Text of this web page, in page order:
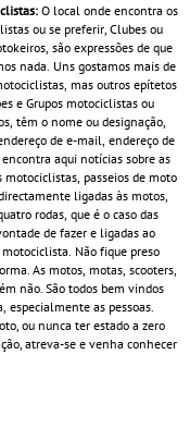
O local onde encontra os
ou se preferir, Clubes ou
são expressões de que
nada. Uns gostamos mais de
mas outros epítetos
e Grupos motociclistas ou
têm o nome ou designação,
de e-mail, endereço de
aqui notícias sobre as
motociclistas, passeios de moto
ligadas às motos,
rodas, que é o caso das
de fazer e ligadas ao
Não fique preso
As motos, motas, scooters,
não. São todos bem vindos
especialmente as pessoas.
ou nunca ter estado a zero
atreva-se e venha conhecer